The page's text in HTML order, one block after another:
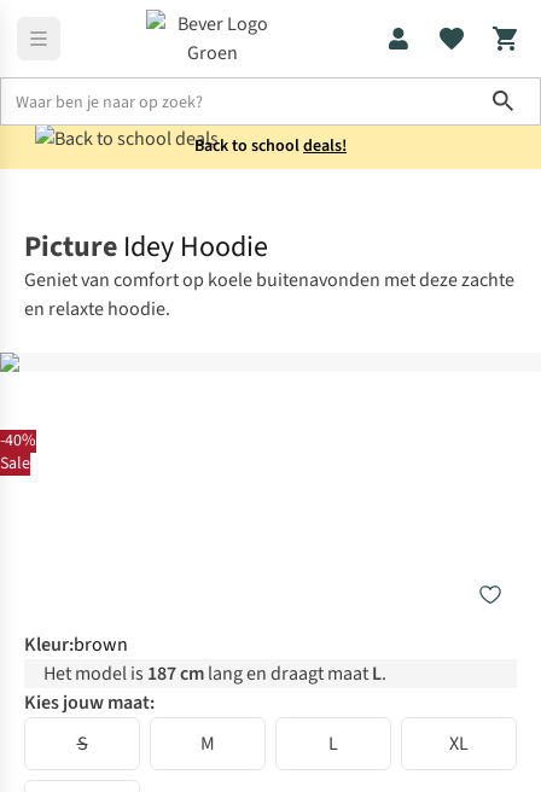
Back to schooldeals!
-40%
Sale
Picture Idey Hoodie
Geniet van comfort op koele buitenavonden met deze zachte
en relaxte hoodie.
Kleur:brown
Het model is 187 cmlang en draagt maatL.
Kies jouw maat:
S
M L XL